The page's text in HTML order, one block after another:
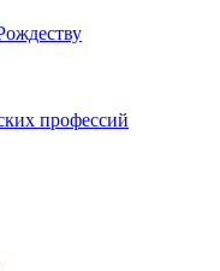
профессий